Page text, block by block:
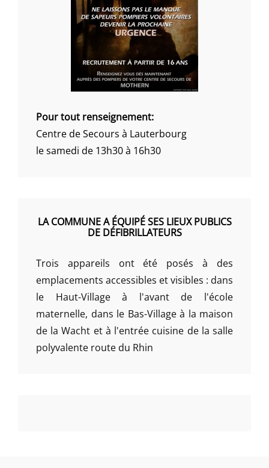
Pour tout renseignement:
Centre de Secours à Lauterbourg
le samedi de 13h30 à 16h30
LA COMMUNE A ÉQUIPÉ SES LIEUX PUBLICS
DE DÉFIBRILLATEURS
Trois appareils ont été posés à des
emplacements accessibles et visibles : dans
le Haut-Village à l'avant de l'école
maternelle, dans le Bas-Village à la maison
de la Wacht et à l'entrée cuisine de la salle
polyvalente route du Rhin